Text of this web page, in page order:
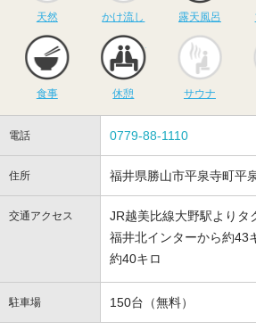
天然 かけ流し 露天風呂
食事 休憩
サウ
サウナ
電話 0779-88-1110
住所 福井県勝山市平泉寺町平
交通アクセス
JR越美比線大野駅よりタ
福井北インターから約43
約40キロ
駐車場 150台（無料）